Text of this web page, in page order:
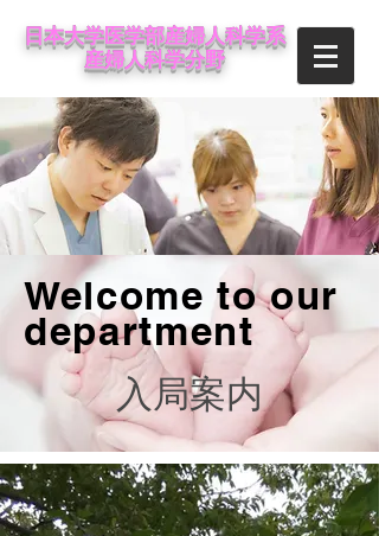
日本大学医学部産婦人科学系
産婦人科学分野
Welcome to our
department
​入局案内